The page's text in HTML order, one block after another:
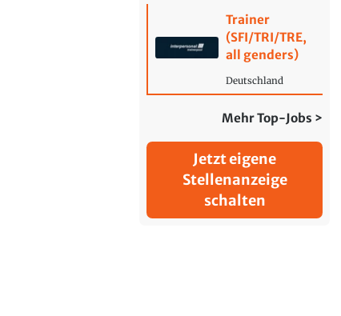
Trainer
(SFI/TRI/TRE,
all genders)
Deutschland
Mehr Top-Jobs >
Jetzt eigene
Stellenanzeige
schalten